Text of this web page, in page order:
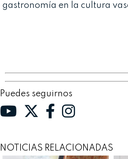
gastronomía en la cultura
Puedes seguirnos
NOTICIAS RELACIONADAS